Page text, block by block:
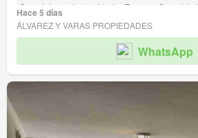
Completamente amoblado
Terraza Seguridad
Área para niños Ascensor Jardín
Caseta de vigilancia Acceso para personas
Hace 5 días
ÁLVAREZ Y VARAS PROPIEDADES
WhatsApp